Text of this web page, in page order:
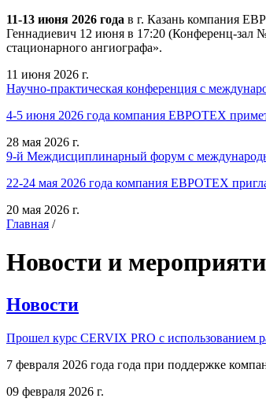
11-13 июня 2026 года в г. Казань компания
Геннадиевич 12 июня в 17:20 (Конференц-зал
стационарного ангиографа».
11 июня 2026 г.
Научно-практическая конференция с
4-5 июня 2026 года компания ЕВРОТЕХ
28 мая 2026 г.
9-й Междисциплинарный форум с
22-24 мая 2026 года компания ЕВРОТЕХ
20 мая 2026 г.
Главная /
Новости и
Новости
Прошел курс CERVIX PRO с использованием
7 февраля 2026 года года при поддержке
09 февраля 2026 г.